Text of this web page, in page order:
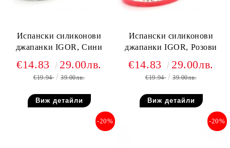
Испански силиконови
джапанки IGOR, Сини
€14.83 29.00лв.
€19.94 39.00лв.
Виж детайли
Испански силиконови
джапанки IGOR, Розови
€14.83 29.00лв.
€19.94 39.00лв.
Виж детайли
-20% -20%